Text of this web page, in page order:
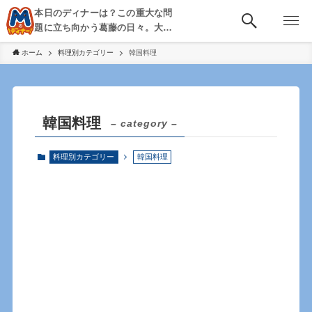
本日のディナーは？この重大な問
題に立ち向かう葛藤の日々。大
阪・京都・神戸を中心とした食べ
歩き、飲み歩きを綴る。
ホーム 料理別カテゴリー 韓国料理
韓国料理 – category –
料理別カテゴリー 韓国料理